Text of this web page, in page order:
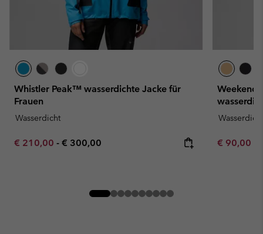
Whistler Peak™ wasserdichte Jacke für
Frauen
Wasserdicht
Minimum sale price:
€ 210,00 - Maximum price:
€ 300,00
Weekend
Wasserdicht
Minimum
€ 90,00